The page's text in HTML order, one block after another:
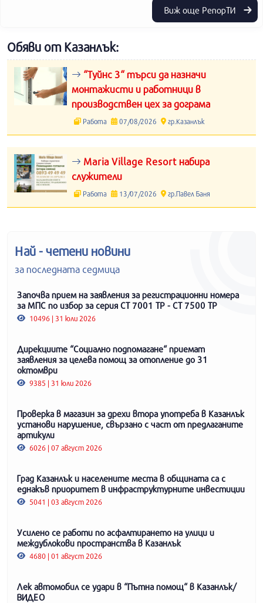
Виж още РепорТИ
Обяви от Казанлък:
“Туйнс 3“ търси да назначи
монтажисти и работници в
производствен цех за дограма
Работа 07/08/2026 гр.Казанлък
Maria Village Resort набира
служители
Работа 13/07/2026 гр.Павел Баня
Най - четени новини
за последната седмица
Започва прием на заявления за регистрационни номера
за МПС по избор за серия СТ 7001 ТР - СТ 7500 ТР
10496 | 31 юли 2026
Дирекциите “Социално подпомагане“ приемат
заявления за целева помощ за отопление до 31
октомври
9385 | 31 юли 2026
Проверка в магазин за дрехи втора употреба в Казанлък
установи нарушение, свързано с част от предлаганите
артикули
6026 | 07 август 2026
Град Казанлък и населените места в общината са с
еднакъв приоритет в инфраструктурните инвестиции
5041 | 03 август 2026
Усилено се работи по асфалтирането на улици и
междублокови пространства в Казанлък
4680 | 01 август 2026
Лек автомобил се удари в “Пътна помощ“ в Казанлък/
ВИДЕО